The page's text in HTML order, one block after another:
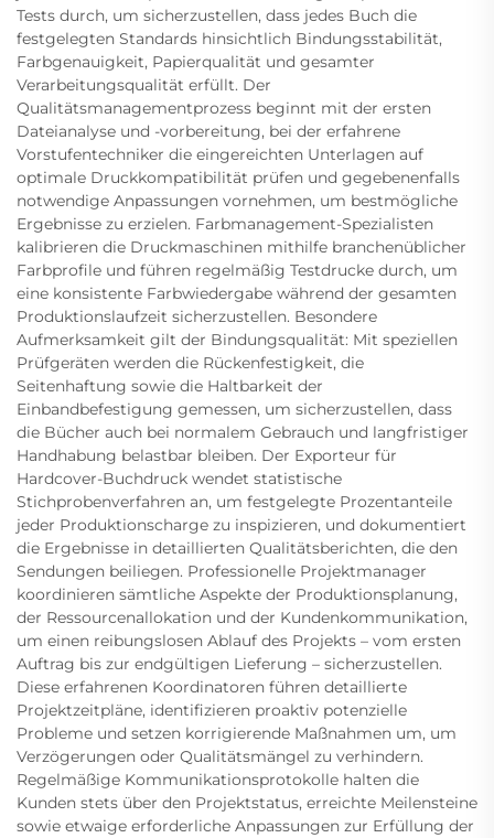
Tests durch, um sicherzustellen, dass jedes Buch die
festgelegten Standards hinsichtlich Bindungsstabilität,
Farbgenauigkeit, Papierqualität und gesamter
Verarbeitungsqualität erfüllt. Der
Qualitätsmanagementprozess beginnt mit der ersten
Dateianalyse und -vorbereitung, bei der erfahrene
Vorstufentechniker die eingereichten Unterlagen auf
optimale Druckkompatibilität prüfen und gegebenenfalls
notwendige Anpassungen vornehmen, um bestmögliche
Ergebnisse zu erzielen. Farbmanagement-Spezialisten
kalibrieren die Druckmaschinen mithilfe branchenüblicher
Farbprofile und führen regelmäßig Testdrucke durch, um
eine konsistente Farbwiedergabe während der gesamten
Produktionslaufzeit sicherzustellen. Besondere
Aufmerksamkeit gilt der Bindungsqualität: Mit speziellen
Prüfgeräten werden die Rückenfestigkeit, die
Seitenhaftung sowie die Haltbarkeit der
Einbandbefestigung gemessen, um sicherzustellen, dass
die Bücher auch bei normalem Gebrauch und langfristiger
Handhabung belastbar bleiben. Der Exporteur für
Hardcover-Buchdruck wendet statistische
Stichprobenverfahren an, um festgelegte Prozentanteile
jeder Produktionscharge zu inspizieren, und dokumentiert
die Ergebnisse in detaillierten Qualitätsberichten, die den
Sendungen beiliegen. Professionelle Projektmanager
koordinieren sämtliche Aspekte der Produktionsplanung,
der Ressourcenallokation und der Kundenkommunikation,
um einen reibungslosen Ablauf des Projekts – vom ersten
Auftrag bis zur endgültigen Lieferung – sicherzustellen.
Diese erfahrenen Koordinatoren führen detaillierte
Projektzeitpläne, identifizieren proaktiv potenzielle
Probleme und setzen korrigierende Maßnahmen um, um
Verzögerungen oder Qualitätsmängel zu verhindern.
Regelmäßige Kommunikationsprotokolle halten die
Kunden stets über den Projektstatus, erreichte Meilensteine
sowie etwaige erforderliche Anpassungen zur Erfüllung der